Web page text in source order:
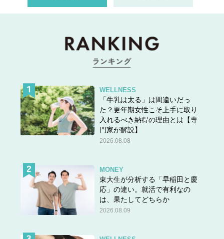
WELLNESS
「牛乳は太る」は間違いだっ
た？更年期女性こそ上手に取り
入れるべき納得の理由とは【専
門家が解説】
2026.08.08
MONEY
東大生が分析する「早稲田と慶
応」の違い。就活で有利なの
は、果たしてどちらか
2026.08.09